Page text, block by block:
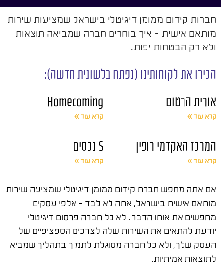
חברות קידום ממומן דיגיטלי בישראל שמציעות שירות
מותאם אישית - איך בוחרים חברה שמביאה תוצאות
ולא רק הבטחות יפות.
הכירו את לקוחותינו (נפתח בלשונית חדשה):
אורית הרטום
קרא עוד »
Homecoming
קרא עוד »
המרכז האקדמי רופין
קרא עוד »
S נכסים
קרא עוד »
אם אתה מחפש חברת קידום ממומן דיגיטלי שמציעה שירות
מותאם אישית בישראל, אתה לא לבד – אלפי עסקים
מחפשים את אותו הדבר. לא כל חברה פרסום דיגיטלי
יודעת להתאים את השירות שלה לצרכים הספציפיים של
העסק שלך, ולא כל חברה מסוגלת לתמוך בתהליך שמביא
לתוצאות אמיתיות.